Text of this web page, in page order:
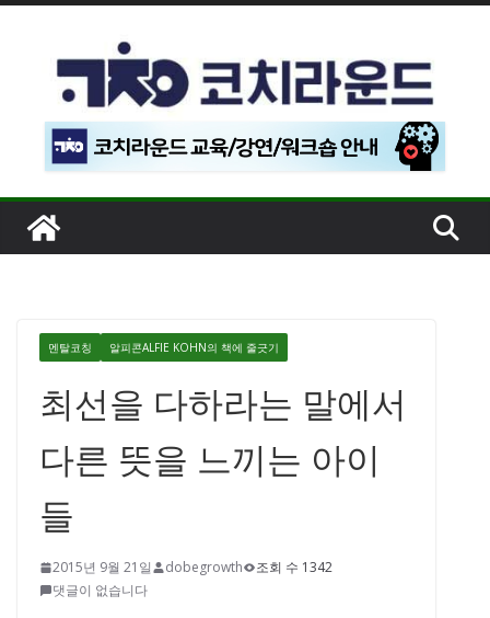
너
기
멘탈코칭 알피콘ALFIE KOHN의 책에 줄긋기
최선을 다하라는 말에서
다른 뜻을 느끼는 아이
들
2015년 9월 21일 dobegrowth
조회 수 1342
댓글이 없습니다